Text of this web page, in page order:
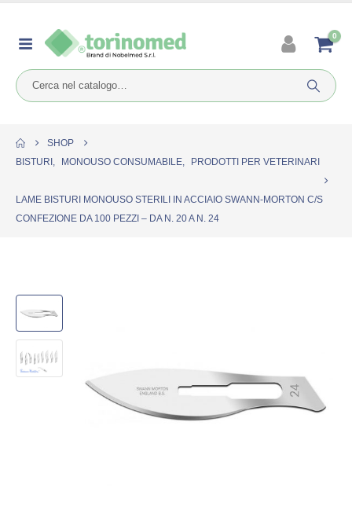
0
SHOP
BISTURI , MONOUSO CONSUMABILE, PRODOTTI PER VETERINARI
LAME BISTURI MONOUSO STERILI IN ACCIAIO SWANN-MORTON C/S
CONFEZIONE DA 100 PEZZI – DA N. 20 A N. 24